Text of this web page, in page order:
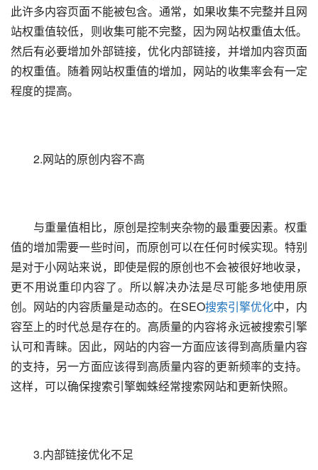
此许多内容页面不能被包含。通常，如果收集不完整并且网
站权重值较低，则收集可能不完整，因为网站权重值太低。
然后有必要增加外部链接，优化内部链接，并增加内容页面
的权重值。随着网站权重值的增加，网站的收集率会有一定
程度的提高。
2.网站的原创内容不高
与重量值相比，原创是控制夹杂物的最重要因素。权重
值的增加需要一些时间，而原创可以在任何时候实现。特别
是对于小网站来说，即使是假的原创也不会被很好地收录，
更不用说重印内容了。所以解决办法是尽可能多地使用原
创。网站的内容质量是动态的。在SEO搜索引擎优化中，内
容至上的时代总是存在的。高质量的内容将永远被搜索引擎
认可和青睐。因此，网站的内容一方面应该得到高质量内容
的支持，另一方面应该得到高质量内容的更新频率的支持。
这样，可以确保搜索引擎蜘蛛经常搜索网站和更新快照。
3.内部链接优化不足